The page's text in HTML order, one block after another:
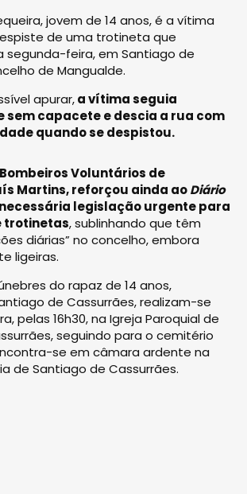
jovem de 14 anos, é a vítima
de uma trotineta que
feira, em Santiago de
de Mangualde.
apurar,a vítima seguia
sem capacete e descia a rua com
quando se despistou.
Voluntários de
Martins, reforçou ainda aoDiário
legislação urgente para
trotinetas, sublinhando que têm
diárias” no concelho, embora
ligeiras.
do rapaz de 14 anos,
de Cassurrães, realizam-se
pelas 16h30, na Igreja Paroquial de
seguindo para o cemitério
se em câmara ardente na
de Santiago de Cassurrães.